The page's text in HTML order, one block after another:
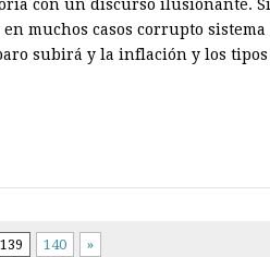
con un discurso ilusionante. Si
muchos casos corrupto sistema
subirá y la inflación y los tipos
139 140 »